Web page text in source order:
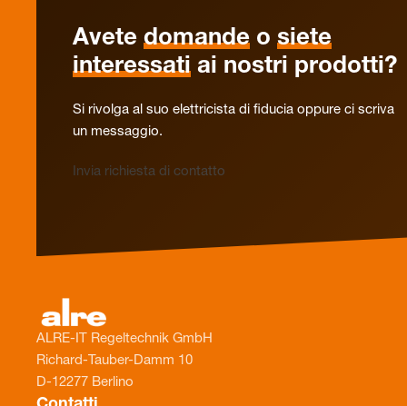
Avete domande o siete
interessati ai nostri prodotti?
Si rivolga al suo elettricista di fiducia oppure ci scriva
un messaggio.
Invia richiesta di contatto
ALRE-IT Regeltechnik GmbH
Richard-Tauber-Damm 10
D-12277 Berlino